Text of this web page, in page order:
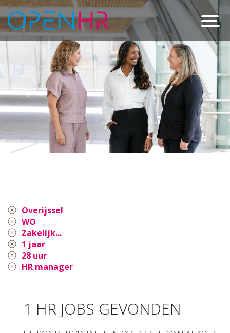
Overijssel
WO
Zakelijk...
1 jaar
28 uur
HR manager
1 HR JOBS GEVONDEN